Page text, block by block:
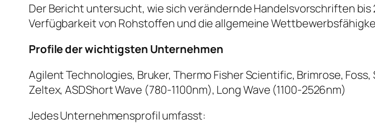
Der Bericht untersucht, wie sich verändernde Handelsvorschriften
Verfügbarkeit von Rohstoffen und die allgemeine
Profile der wichtigsten Unternehmen
Agilent Technologies, Bruker, Thermo Fisher Scientific, Brimrose,
Zeltex, ASDShort Wave (780-1100nm), Long Wave (1100-2526nm)
Jedes Unternehmensprofil umfasst: